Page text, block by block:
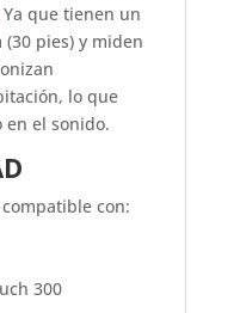
Ya que tienen un
pies) y miden
lo que
en el sonido.
con:
300